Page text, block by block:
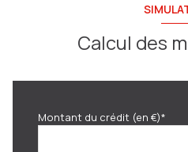
Calcul des
Montant du crédit (en €)*